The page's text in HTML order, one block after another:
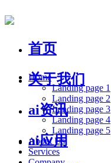
首页
关于我们
ai资讯
ai应用
Home
Landing page 1
Landing page 2
Landing page 3
Landing page 4
Landing page 5
About Us
Services